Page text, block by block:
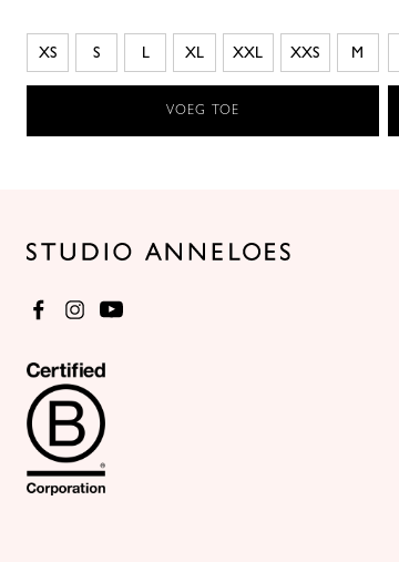
XS S L XL XXL XXS M
VOEG TOE